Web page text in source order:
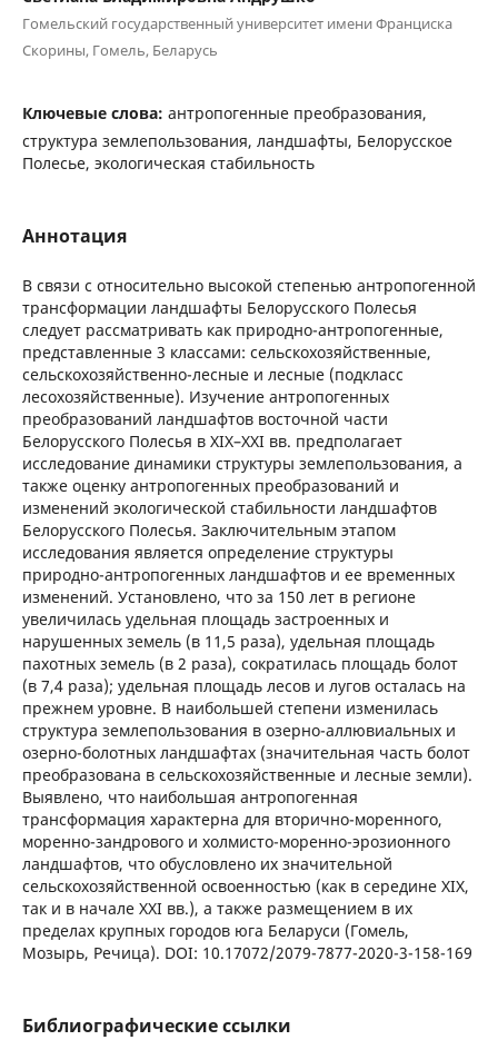
Гомельский государственный университет имени Франциска
Скорины, Гомель, Беларусь
Ключевые слова: антропогенные преобразования,
структура землепользования, ландшафты, Белорусское
Полесье, экологическая стабильность
Аннотация
В связи с относительно высокой степенью антропогенной
трансформации ландшафты Белорусского Полесья
следует рассматривать как природно-антропогенные,
представленные 3 классами: сельскохозяйственные,
сельскохозяйственно-лесные и лесные (подкласс
лесохозяйственные). Изучение антропогенных
преобразований ландшафтов восточной части
Белорусского Полесья в XIX–XXI вв. предполагает
исследование динамики структуры землепользования, а
также оценку антропогенных преобразований и
изменений экологической стабильности ландшафтов
Белорусского Полесья. Заключительным этапом
исследования является определение структуры
природно-антропогенных ландшафтов и ее временных
изменений. Установлено, что за 150 лет в регионе
увеличилась удельная площадь застроенных и
нарушенных земель (в 11,5 раза), удельная площадь
пахотных земель (в 2 раза), сократилась площадь болот
(в 7,4 раза); удельная площадь лесов и лугов осталась на
прежнем уровне. В наибольшей степени изменилась
структура землепользования в озерно-аллювиальных и
озерно-болотных ландшафтах (значительная часть болот
преобразована в сельскохозяйственные и лесные земли).
Выявлено, что наибольшая антропогенная
трансформация характерна для вторично-моренного,
моренно-зандрового и холмисто-моренно-эрозионного
ландшафтов, что обусловлено их значительной
сельскохозяйственной освоенностью (как в середине XIX,
так и в начале XXI вв.), а также размещением в их
пределах крупных городов юга Беларуси (Гомель,
Мозырь, Речица). DOI: 10.17072/2079-7877-2020-3-158-169
Библиографические ссылки